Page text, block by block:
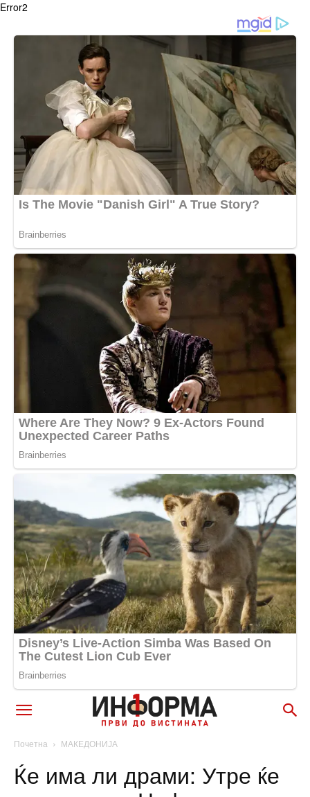
Error2
Почетна МАКЕДОНИЈА
Ќе има ли драми: Утре ќе